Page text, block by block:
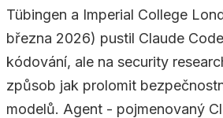
Tübingen a Imperial College
března 2026) pustil Claude
kódování, ale na security
způsob jak prolomit
modelů. Agent - pojmenovaný